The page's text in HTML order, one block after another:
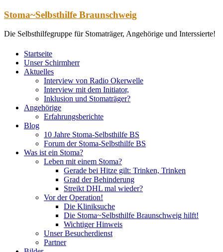
Zum
springen
Stoma~Selbsthilfe Braunschweig
Die Selbsthilfegruppe für Stomaträger, Angehörige und Interssierte!
Startseite
Unser Schirmherr
Aktuelles
Interview von Radio Okerwelle
Interview mit dem Initiator,
Inklusion und Stomaträger?
Angehörige
Erfahrungsberichte
Blog
10 Jahre Stoma-Selbsthilfe BS
Forum der Stoma-Selbsthilfe BS
Was ist ein Stoma?
Leben mit einem Stoma?
Gerade bei Hitze gilt: Trinken, Trinken
Grad der Behinderung
Streikt DHL mal wieder?
Vor der Operation!
Die Kliniksuche
Die Stoma~Selbsthilfe Braunschweig hilft!
Wichtiger Hinweis
Unser Besucherdienst
Partner